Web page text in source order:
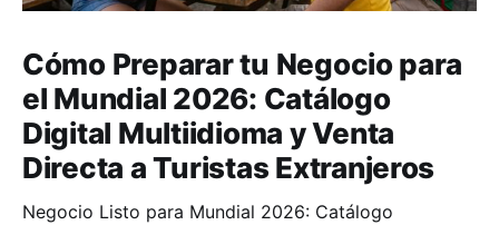
Cómo Preparar tu Negocio para
el Mundial 2026: Catálogo
Digital Multiidioma y Venta
Directa a Turistas Extranjeros
Negocio Listo para Mundial 2026: Catálogo